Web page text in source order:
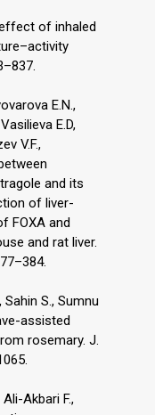
of inhaled
E.N.,
E.D,
V.F.,
and its
of liver-
FOXA and
and rat liver.
Sahin S., Sumnu
assisted
rosemary. J.
Akbari F.,